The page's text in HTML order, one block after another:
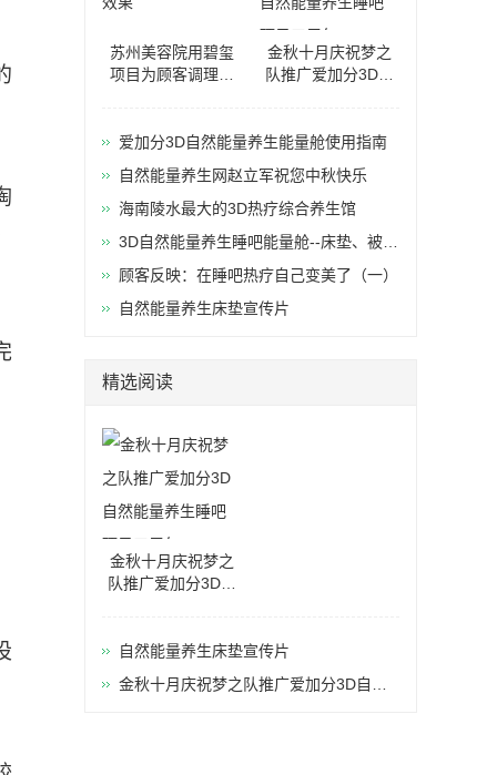
苏州美容院用碧玺
项目为顾客调理效
金秋十月庆祝梦之
队推广爱加分3D自
爱加分3D自然能量养生能量舱使用指南
自然能量养生网赵立军祝您中秋快乐
海南陵水最大的3D热疗综合养生馆
3D自然能量养生睡吧能量舱--床垫、被
子、枕头基本知识
顾客反映：在睡吧热疗自己变美了（一）
自然能量养生床垫宣传片
精选阅读
金秋十月庆祝梦之
队推广爱加分3D自
自然能量养生床垫宣传片
金秋十月庆祝梦之队推广爱加分3D自然